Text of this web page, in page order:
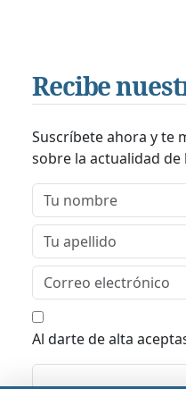
Recibe
Suscríbete ahora y te
sobre la actualidad de
Al darte de alta